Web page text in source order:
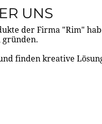
UNS
der Firma "Rim"
gründen.
finden kreative